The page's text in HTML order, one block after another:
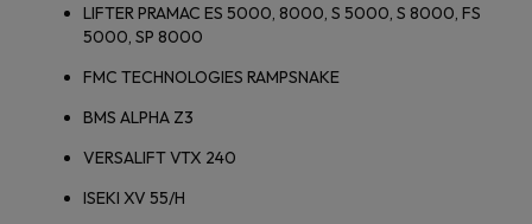
LIFTER PRAMAC ES 5000, 8000, S 5000, S 8000, FS
5000, SP 8000
FMC TECHNOLOGIES RAMPSNAKE
BMS ALPHA Z3
VERSALIFT VTX 240
ISEKI XV 55/H